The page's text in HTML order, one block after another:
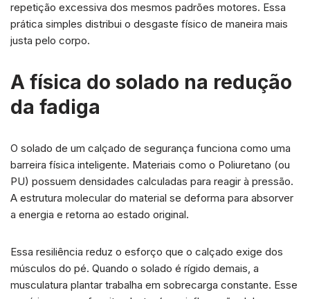
repetição excessiva dos mesmos padrões motores. Essa
prática simples distribui o desgaste físico de maneira mais
justa pelo corpo.
A física do solado na redução
da fadiga
O solado de um calçado de segurança funciona como uma
barreira física inteligente. Materiais como o Poliuretano (ou
PU) possuem densidades calculadas para reagir à pressão.
A estrutura molecular do material se deforma para absorver
a energia e retorna ao estado original.
Essa resiliência reduz o esforço que o calçado exige dos
músculos do pé. Quando o solado é rígido demais, a
musculatura plantar trabalha em sobrecarga constante. Esse